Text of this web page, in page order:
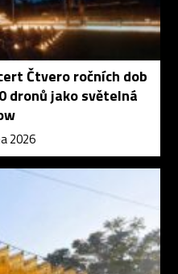
Čtvero ročních dob
dronů jako světelná
2026